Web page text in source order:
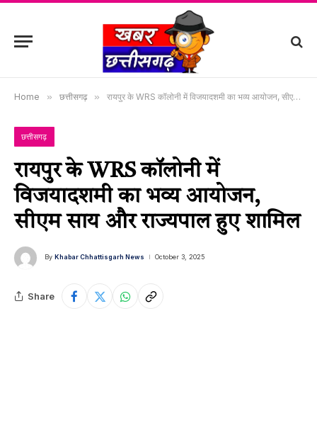
Home » छत्तीसगढ़ » रायपुर के WRS कॉलोनी में विजयादशमी का भव्य आयोजन, सीएम साय और राज्यपाल हुए शामिल
छत्तीसगढ़
रायपुर के WRS कॉलोनी में
विजयादशमी का भव्य आयोजन,
सीएम साय और राज्यपाल हुए शामिल
By Khabar Chhattisgarh News October 3, 2025
Share